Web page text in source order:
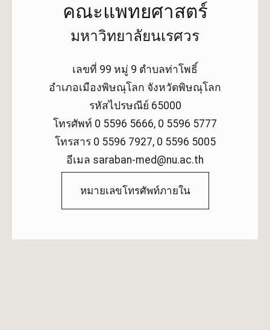
คณะแพทยศาสตร์
มหาวิทยาลัยนเรศวร
เลขที่ 99 หมู่ 9 ตำบลท่าโพธิ์
อำเภอเมืองพิษณุโลก จังหวัดพิษณุโลก
รหัสไปรษณีย์ 65000
โทรศัพท์ 0 5596 5666, 0 5596 5777
โทรสาร 0 5596 7927, 0 5596 5005
อีเมล saraban-med@nu.ac.th
หมายเลขโทรศัพท์ภายใน